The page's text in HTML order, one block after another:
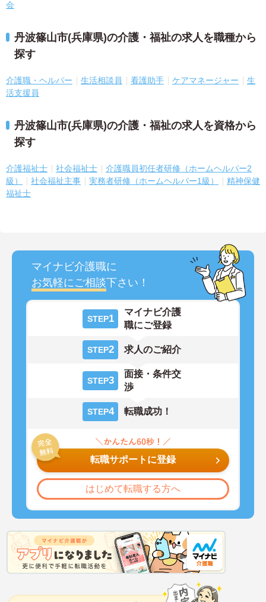
会
丹波篠山市(兵庫県)の介護・福祉の求人を職種から
探す
介護職・ヘルパー 生活相談員 看護助手 ケアマネージャー
生
活支援員
丹波篠山市(兵庫県)の介護・福祉の求人を資格から
探す
介護福祉士 社会福祉士
介護職員初任者研修（ホームヘルパー2
級）
社会福祉主事 実務者研修（ホームヘルパー1級）
精神保健
福祉士
マイナビ介護職に
お気軽にご相談下さい！
STEP1
マイナビ介護
職にご登録
STEP2 求人のご紹介
STEP3
面接・条件交
渉
STEP4 転職成功！
転職サポートに登録
はじめて転職する方へ